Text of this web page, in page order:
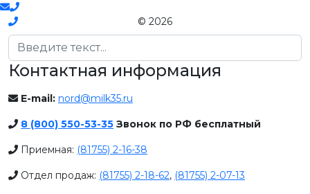
© 2026
Поиск
Контактная информация
E-mail: nord@milk35.ru
8 (800) 550-53-35 Звонок по РФ бесплатный
Приемная: (81755) 2-16-38
Отдел продаж: (81755) 2-18-62, (81755) 2-07-13